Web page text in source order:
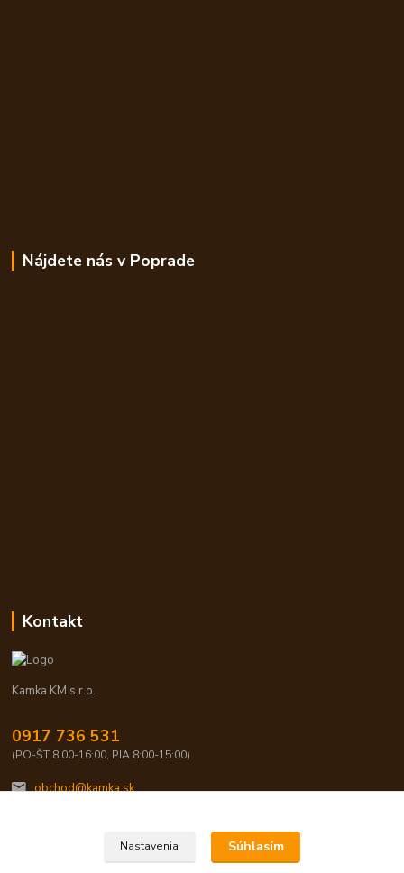
Nájdete nás v Poprade
Kontakt
Kamka KM s.r.o.
0917 736 531
(PO-ŠT 8:00-16:00, PIA 8:00-15:00)
obchod@kamka.sk
Nastavenia Súhlasím